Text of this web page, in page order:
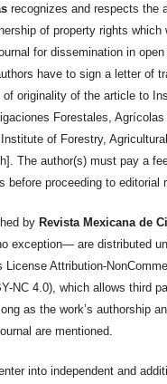
recognizes and respects the
of property rights which
for dissemination in open
have to sign a letter of
of originality of the article to
Forestales,
of Forestry,
The author(s) must pay a
before proceeding to
by Revista Mexicana de
exception— are distributed
License Attribution-
NC 4.0), which allows third
as the work’s authorship
are mentioned.
into independent and